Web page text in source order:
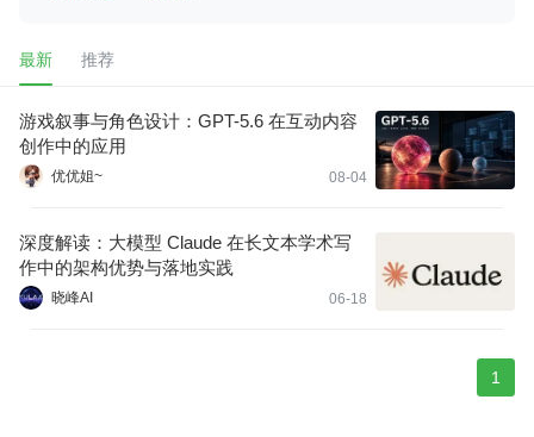
最新 推荐
游戏叙事与角色设计：GPT-5.6 在互动内容
创作中的应用
优优姐~ 08-04
深度解读：大模型 Claude 在长文本学术写
作中的架构优势与落地实践
晓峰AI 06-18
1